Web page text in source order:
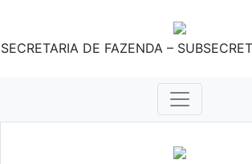
SECRETARIA DE FAZENDA –